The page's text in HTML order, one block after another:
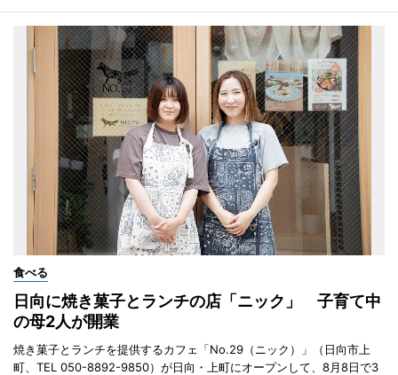
食べる
日向に焼き菓子とランチの店「ニック」 子育て中
の母2人が開業
焼き菓子とランチを提供するカフェ「No.29（ニック）」（日向市上
町、TEL 050-8892-9850）が日向・上町にオープンして、8月8日で3